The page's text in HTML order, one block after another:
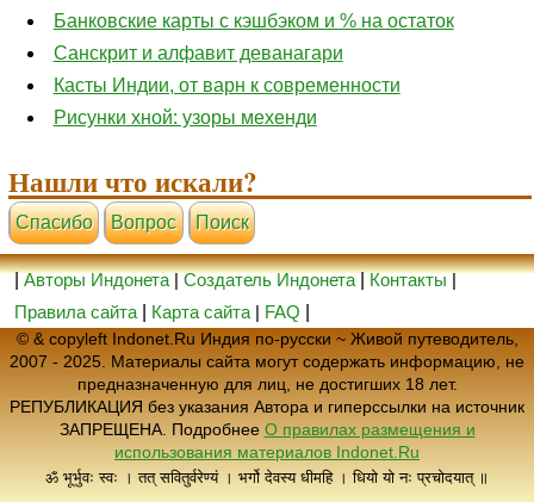
Банковские карты с кэшбэком и % на остаток
Санскрит и алфавит деванагари
Касты Индии, от варн к современности
Рисунки хной: узоры мехенди
Нашли что искали?
Cпасибо Вопрос Поиск
|Авторы Индонета|Создатель Индонета|Контакты|
Правила сайта
Карта сайта | FAQ
© & copyleft Indonet.Ru Индия по-русски ~ Живой путеводитель,
2007 - 2025. Материалы сайта могут содержать информацию, не
предназначенную для лиц, не достигших 18 лет.
РЕПУБЛИКАЦИЯ без указания Автора и гиперссылки на источник
ЗАПРЕЩЕНА. Подробнее О правилах размещения и
использования материалов Indonet.Ru
ॐ भूर्भुवः स्वः । तत् सवितुर्वरेण्यं । भर्गो देवस्य धीमहि । धियो यो नः प्रचोदयात् ॥